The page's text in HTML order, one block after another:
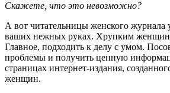
Скажете, что это невозможно?
А вот читательницы женского журнала
ваших нежных руках. Хрупким
Главное, подходить к делу с умом.
проблемы и получить ценную
страницах интернет-издания,
женщин.